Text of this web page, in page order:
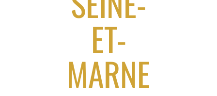
ET-
MARNE